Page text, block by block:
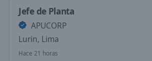
Jefe de Planta
APUCORP
Lurin, Lima
Hace 21 horas